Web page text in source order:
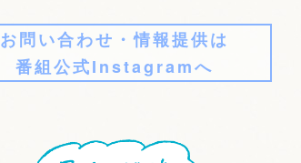
お問い合わせ・情報提供は
番組公式Instagramへ